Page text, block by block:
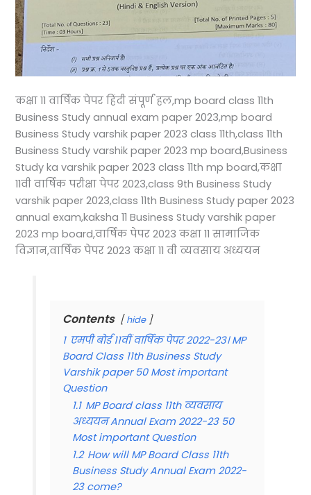
कक्षा 11 वार्षिक पेपर हिंदी संपूर्ण हल,mp board class 11th
Business Study annual exam paper 2023,mp board
Business Study varshik paper 2023 class 11th,class 11th
Business Study varshik paper 2023 mp board,Business
Study ka varshik paper 2023 class 11th mp board,कक्षा
11वी वार्षिक परीक्षा पेपर 2023,class 9th Business Study
varshik paper 2023,class 11th Business Study paper 2023
annual exam,kaksha 11 Business Study varshik paper
2023 mp board,वार्षिक पेपर 2023 कक्षा 11 सामाजिक
विज्ञान,वार्षिक पेपर 2023 कक्षा 11 वी व्यवसाय अध्ययन
Contents hide
1 एमपी बोर्ड 11वीं वार्षिक पेपर 2022-23। MP
Board Class 11th Business Study
Varshik paper 50 Most important
Question
1.1 MP Board class 11th व्यवसाय
अध्ययन Annual Exam 2022-23 50
Most important Question
1.2 How will MP Board Class 11th
Business Study Annual Exam 2022-
23 come?